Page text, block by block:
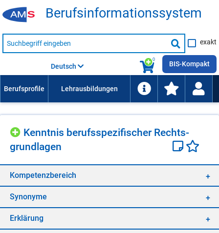
Be­rufs­in­for­ma­ti­ons­sys­tem
Suche
nach
Suche
starten
exakt
0
Deutsch BIS-Kompakt
Kennt­nis be­rufs­spe­zi­fi­scher Rechts­
grund­la­gen
Kom­pe­tenz­be­reich
Syn­ony­me
Er­klä­rung